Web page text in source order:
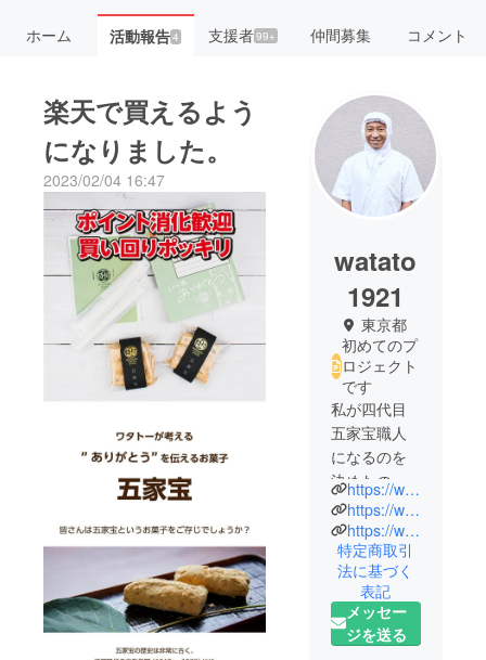
ホーム 活動報告4 支援者99+ 仲間募集 コメント
楽天で買えるよう
になりました。
2023/02/04 16:47
watato
1921
東京都
初めてのプ
ロジェクト
です
私が四代目
五家宝職人
になるのを
決めたのは
が二十七歳
の時。家業
に入るきっ
かけとなっ
たのは、八
十六歳まで
現役で職人
https://watato.net/
https://www.instagram.com/1224_watato/
https://www.tiktok.com/@watato_kinako
特定商取引
法に基づく
表記
メッセー
ジを送る